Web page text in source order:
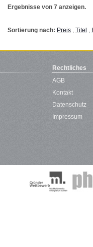
Ergebnisse von 7 anzeigen.
Sortierung nach: Preis , Titel ,
Rechtliches
AGB
Kontakt
Datenschutz
Impressum